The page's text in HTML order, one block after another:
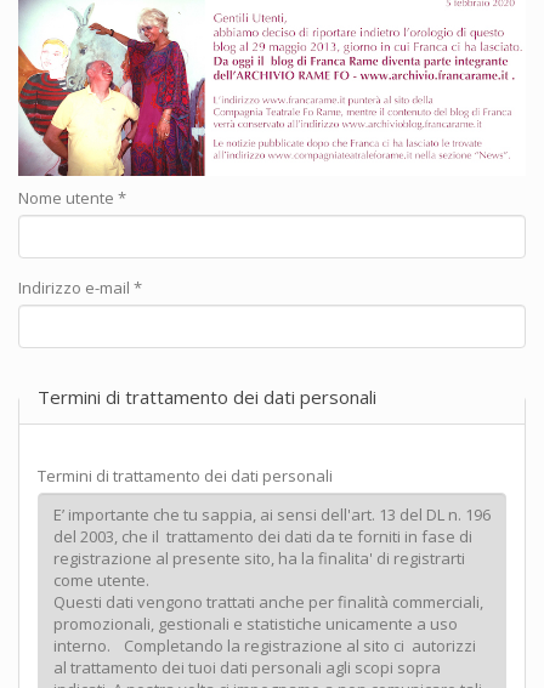
Nome utente *
Indirizzo e-mail *
Termini di trattamento dei dati personali
Termini di trattamento dei dati personali